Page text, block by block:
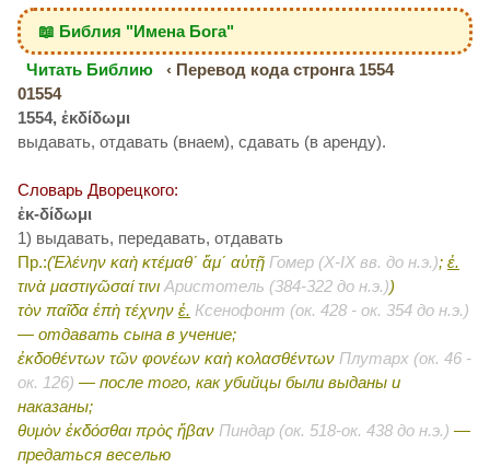
📖 Библия "Имена Бога"
Читать Библию
‹ Перевод кода стронга 1554
01554
1554, ἐκδίδωμι
выдавать, отдавать (внаем), сдавать (в аренду).
Словарь Дворецкого:
ἐκ-δίδωμι
1) выдавать, передавать, отдавать
Пр.:(Ἑλένην καὴ κτέμαθ΄ ἅμ΄ αὐτῇ Гомер (X-IX вв. до н.э.); ἐ.
τινὰ μαστιγῶσαί τινι Аристотель (384-322 до н.э.))
τὸν παῖδα ἐπὴ τέχνην ἐ. Ксенофонт (ок. 428 - ок. 354 до н.э.)
— отдавать сына в учение;
ἐκδοθέντων τῶν φονέων καὴ κολασθέντων Плутарх (ок. 46 -
ок. 126) — после того, как убийцы были выданы и
наказаны;
θυμὸν ἐκδόσθαι πρὸς ἥβαν Пиндар (ок. 518-ок. 438 до н.э.) —
предаться веселью